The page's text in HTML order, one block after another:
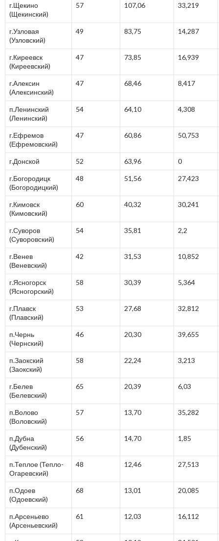
г.Щекино
(Щекинский)
57 107,06 33,219
г.Узловая
(Узловский)
49 83,75 14,287
г.Киреевск
(Киреевский)
47 73,85 16,939
г.Алексин
(Алексинский)
47 68,46 8,417
п.Ленинский
(Ленинский)
54 64,10 4,308
г.Ефремов
(Ефремовский)
47 60,86 50,753
г.Донской 52 63,96 0
г.Богородицк
(Богородицкий)
48 51,56 27,423
г.Кимовск
(Кимовский)
60 40,32 30,241
г.Суворов
(Суворовский)
54 35,81 2,2
г.Венев
(Веневский)
42 31,53 10,852
г.Ясногорск
(Ясногорский)
58 30,39 5,364
г.Плавск
(Плавский)
53 27,68 32,812
п.Чернь
(Чернский)
46 20,30 39,655
п.Заокский
(Заокский)
58 22,24 3,213
г.Белев
(Белевский)
65 20,39 6,03
п.Волово
(Воловский)
57 13,70 35,282
п.Дубна
(Дубенский)
56 14,70 1,85
п.Теплое (Тепло-
Огаревский)
48 12,46 27,513
п.Одоев
(Одоевский)
68 13,01 20,085
п.Арсеньево
(Арсеньевский)
61 12,03 16,112